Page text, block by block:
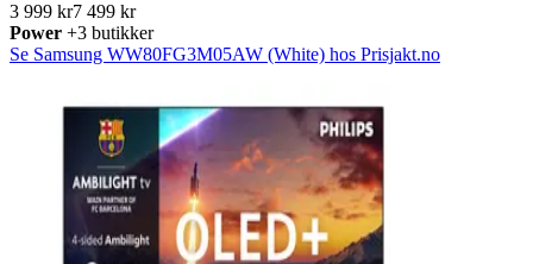
3 999 kr7 499 kr
Power +3 butikker
Se Samsung WW80FG3M05AW (White) hos Prisjakt.no